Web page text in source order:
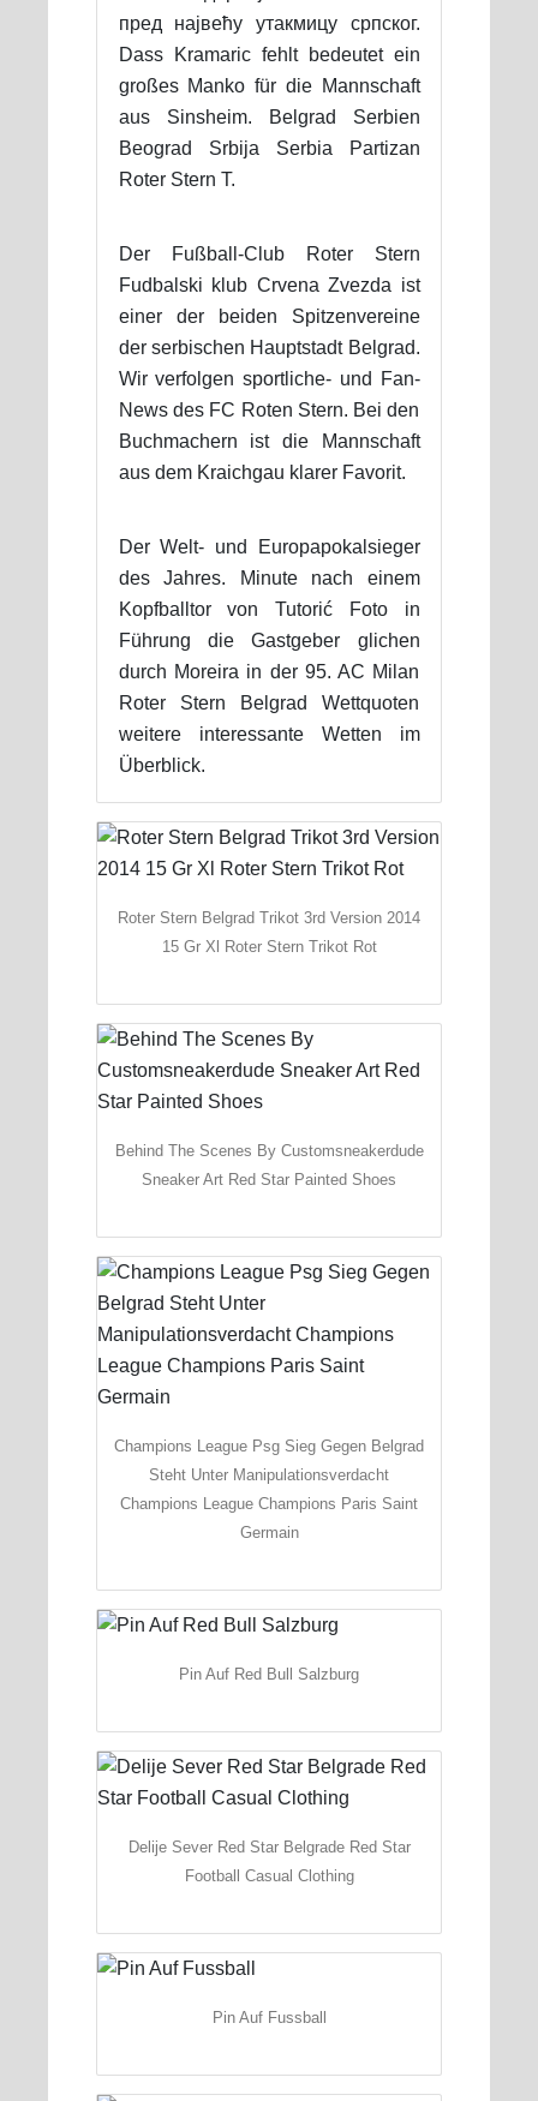
пред највећу утакмицу српског.
Dass Kramaric fehlt bedeutet ein
großes Manko für die Mannschaft
aus Sinsheim. Belgrad Serbien
Beograd Srbija Serbia Partizan
Roter Stern T.
Der Fußball-Club Roter Stern
Fudbalski klub Crvena Zvezda ist
einer der beiden Spitzenvereine
der serbischen Hauptstadt Belgrad.
Wir verfolgen sportliche- und Fan-
News des FC Roten Stern. Bei den
Buchmachern ist die Mannschaft
aus dem Kraichgau klarer Favorit.
Der Welt- und Europapokalsieger
des Jahres. Minute nach einem
Kopfballtor von Tutorić Foto in
Führung die Gastgeber glichen
durch Moreira in der 95. AC Milan
Roter Stern Belgrad Wettquoten
weitere interessante Wetten im
Überblick.
Roter Stern Belgrad Trikot 3rd Version 2014
15 Gr Xl Roter Stern Trikot Rot
Behind The Scenes By Customsneakerdude
Sneaker Art Red Star Painted Shoes
Champions League Psg Sieg Gegen Belgrad
Steht Unter Manipulationsverdacht
Champions League Champions Paris Saint
Germain
Pin Auf Red Bull Salzburg
Delije Sever Red Star Belgrade Red Star
Football Casual Clothing
Pin Auf Fussball